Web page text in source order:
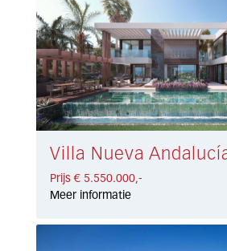
Prijs € 5.550.000,-
Meer informatie